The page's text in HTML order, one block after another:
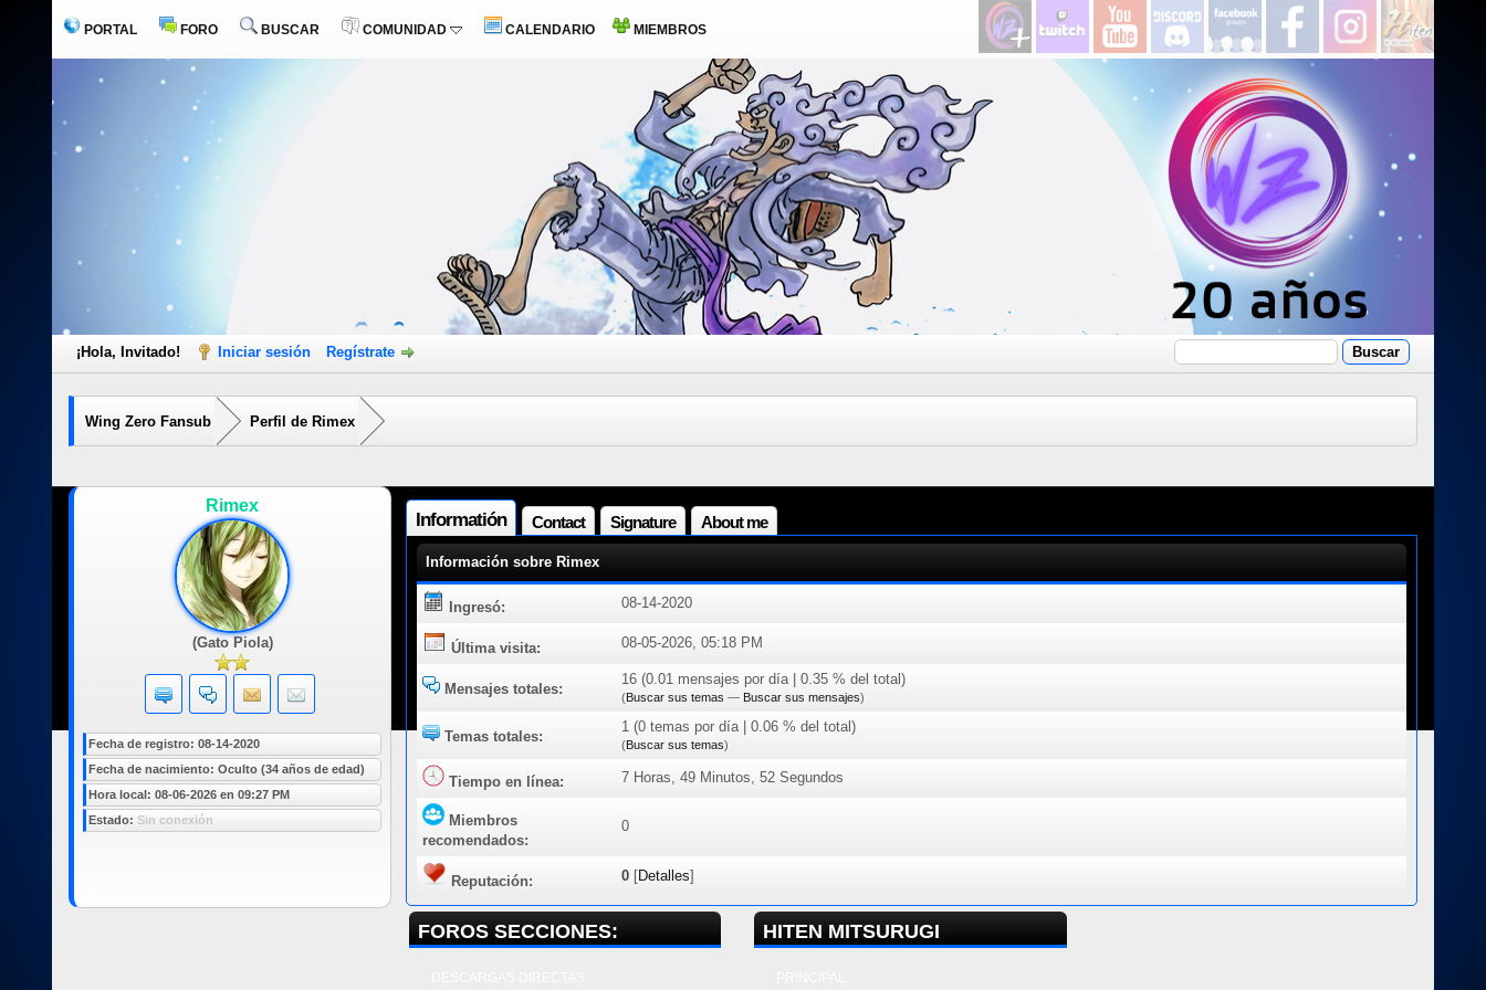
PORTAL FORO BUSCAR COMUNIDAD CALENDARIO MIEMBROS
¡Hola, Invitado! Iniciar sesión Regístrate
Wing Zero Fansub Perfil de Rimex
Rimex
(Gato Piola)
Fecha de registro: 08-14-2020
Fecha de nacimiento: Oculto (34 años de edad)
Hora local: 08-06-2026 en 09:27 PM
Estado:Sin conexión
Informatión Contact Signature About me
Información sobre Rimex
Ingresó: 08-14-2020
Última visita: 08-05-2026, 05:18 PM
Mensajes totales:
16 (0.01 mensajes por día | 0.35 % del total)
(Buscar sus temas — Buscar sus mensajes)
Temas totales:
1 (0 temas por día | 0.06 % del total)
(Buscar sus temas)
Tiempo en línea: 7 Horas, 49 Minutos, 52 Segundos
Miembros
recomendados:
0
Reputación: 0 [Detalles]
FOROS SECCIONES: HITEN MITSURUGI